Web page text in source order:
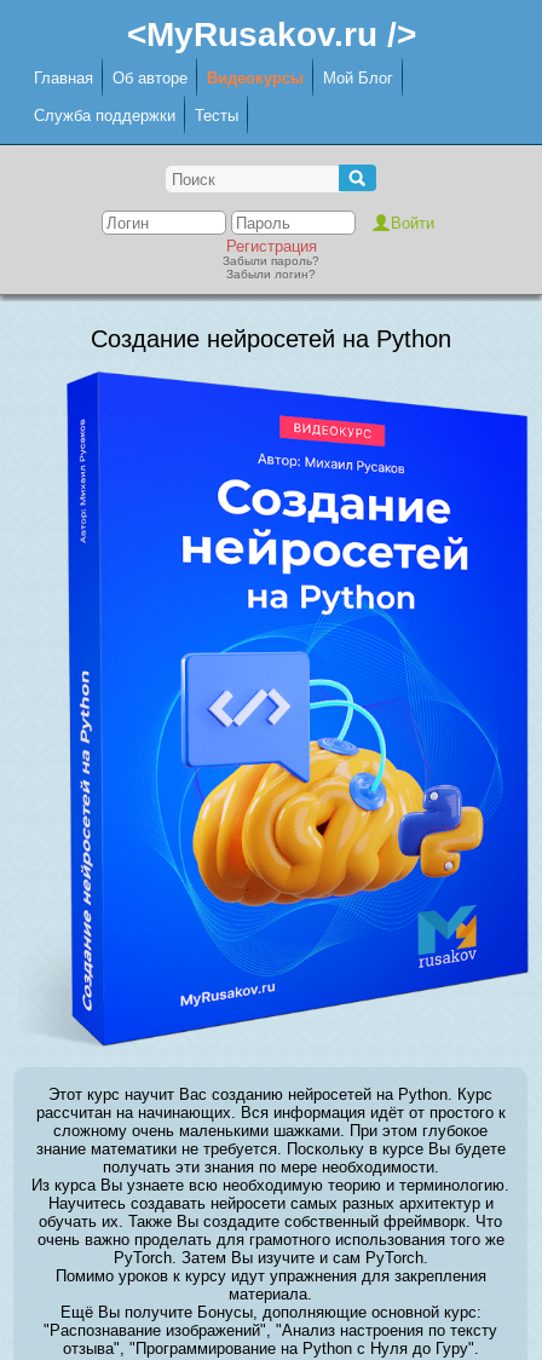
<MyRusakov.ru />
Главная Об авторе Видеокурсы Мой Блог
Служба поддержки Тесты
Регистрация
Забыли пароль?
Забыли логин?
Создание нейросетей на Python
Этот курс научит Вас созданию нейросетей на Python. Курс
рассчитан на начинающих. Вся информация идёт от простого к
сложному очень маленькими шажками. При этом глубокое
знание математики не требуется. Поскольку в курсе Вы будете
получать эти знания по мере необходимости.
Из курса Вы узнаете всю необходимую теорию и терминологию.
Научитесь создавать нейросети самых разных архитектур и
обучать их. Также Вы создадите собственный фреймворк. Что
очень важно проделать для грамотного использования того же
PyTorch. Затем Вы изучите и сам PyTorch.
Помимо уроков к курсу идут упражнения для закрепления
материала.
Ещё Вы получите Бонусы, дополняющие основной курс:
"Распознавание изображений", "Анализ настроения по тексту
отзыва", "Программирование на Python с Нуля до Гуру".